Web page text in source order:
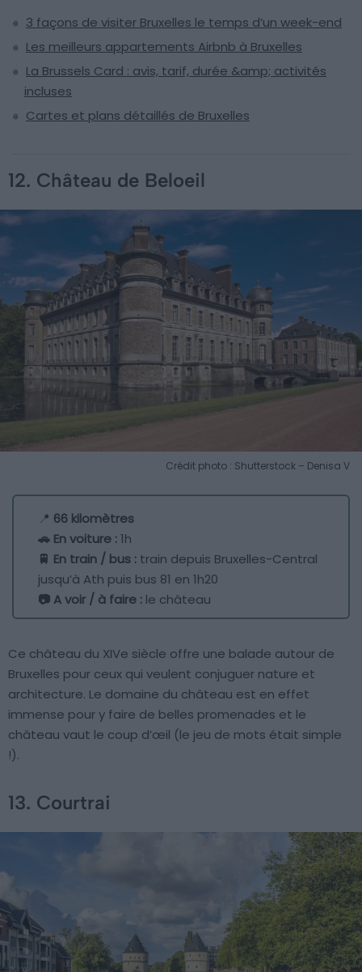
3 façons de visiter Bruxelles le temps d’un week-end
Les meilleurs appartements Airbnb à Bruxelles
La Brussels Card : avis, tarif, durée &amp; activités
incluses
Cartes et plans détaillés de Bruxelles
12. Château de Beloeil
Crédit photo : Shutterstock – Denisa V
📍 66 kilomètres
🚗 En voiture :1h
🚆 En train / bus : train depuis Bruxelles-Central
jusqu’à Ath puis bus 81 en 1h20
📷 A voir / à faire : le château
Ce château du XIVe siècle offre une balade autour de
Bruxelles pour ceux qui veulent conjuguer nature et
architecture. Le domaine du château est en effet
immense pour y faire de belles promenades et le
château vaut le coup d’œil (le jeu de mots était simple
!).
13. Courtrai